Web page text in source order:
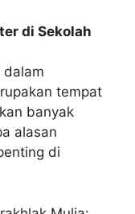
di Sekolah
dalam
tempat
banyak
alasan
di